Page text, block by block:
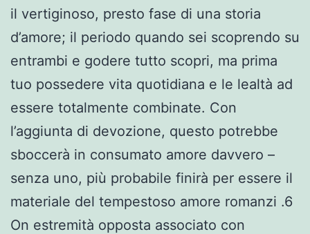
il vertiginoso, presto fase di una storia
d’amore; il periodo quando sei scoprendo su
entrambi e godere tutto scopri, ma prima
tuo possedere vita quotidiana e le lealtà ad
essere totalmente combinate. Con
l’aggiunta di devozione, questo potrebbe
sboccerà in consumato amore davvero –
senza uno, più probabile finirà per essere il
materiale del tempestoso amore romanzi .6
On estremità opposta associato con